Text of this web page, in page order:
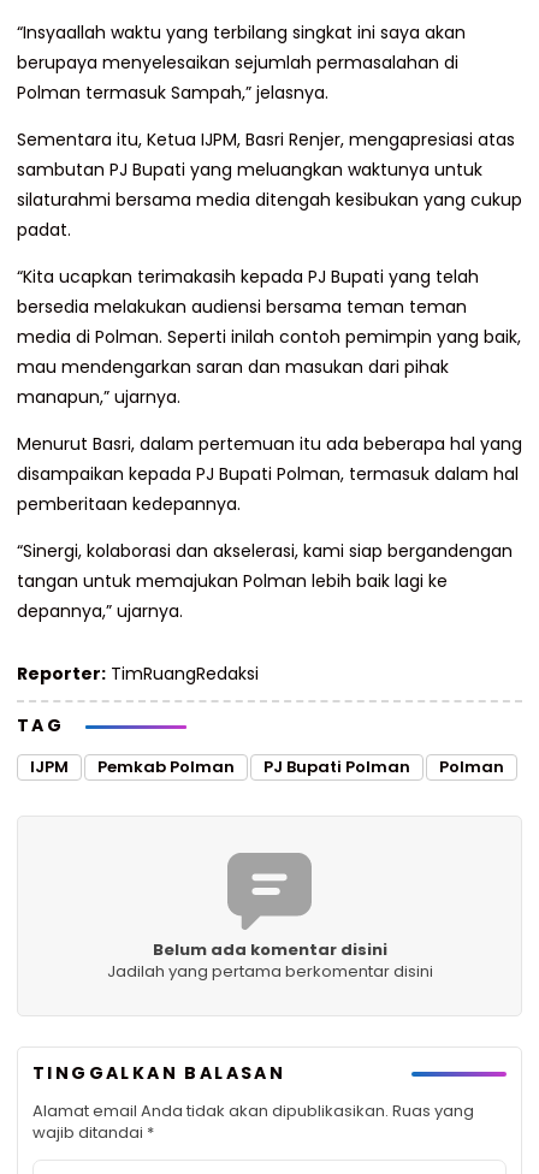
“Insyaallah waktu yang terbilang singkat ini saya akan
berupaya menyelesaikan sejumlah permasalahan di
Polman termasuk Sampah,” jelasnya.
Sementara itu, Ketua IJPM, Basri Renjer, mengapresiasi atas
sambutan PJ Bupati yang meluangkan waktunya untuk
silaturahmi bersama media ditengah kesibukan yang cukup
padat.
“Kita ucapkan terimakasih kepada PJ Bupati yang telah
bersedia melakukan audiensi bersama teman teman
media di Polman. Seperti inilah contoh pemimpin yang baik,
mau mendengarkan saran dan masukan dari pihak
manapun,” ujarnya.
Menurut Basri, dalam pertemuan itu ada beberapa hal yang
disampaikan kepada PJ Bupati Polman, termasuk dalam hal
pemberitaan kedepannya.
“Sinergi, kolaborasi dan akselerasi, kami siap bergandengan
tangan untuk memajukan Polman lebih baik lagi ke
depannya,” ujarnya.
Reporter: TimRuangRedaksi
TAG
IJPM Pemkab Polman PJ Bupati Polman Polman
Belum ada komentar disini
Jadilah yang pertama berkomentar disini
TINGGALKAN BALASAN
Alamat email Anda tidak akan dipublikasikan. Ruas yang
wajib ditandai *